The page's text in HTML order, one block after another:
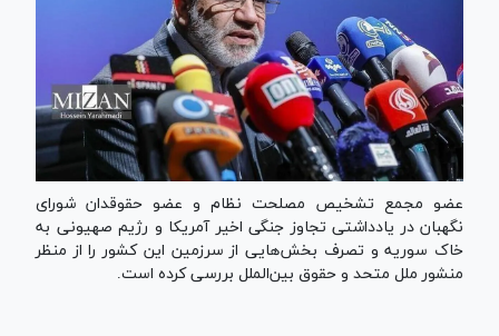
عضو مجمع تشخیص مصلحت نظام و عضو حقوقدان شورای
نگهبان در یادداشتی تجاوز جنگی اخیر آمریکا و رژیم صهیونی به
خاک سوریه و تصرف بخش‌هایی از سرزمین این کشور را از منظر
منشور ملل متحد و حقوق بین‌الملل بررسی کرده است.